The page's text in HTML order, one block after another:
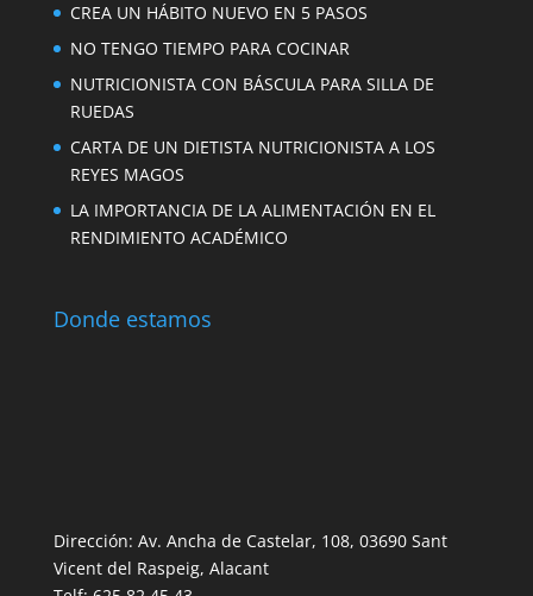
CREA UN HÁBITO NUEVO EN 5 PASOS
NO TENGO TIEMPO PARA COCINAR
NUTRICIONISTA CON BÁSCULA PARA SILLA DE
RUEDAS
CARTA DE UN DIETISTA NUTRICIONISTA A LOS
REYES MAGOS
LA IMPORTANCIA DE LA ALIMENTACIÓN EN EL
RENDIMIENTO ACADÉMICO
Donde estamos
Dirección: Av. Ancha de Castelar, 108, 03690 Sant
Vicent del Raspeig, Alacant